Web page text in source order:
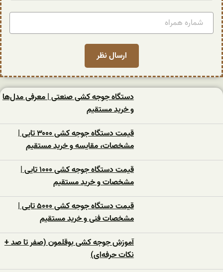
دستگاه جوجه کشی صنعتی | معرفی مدل‌ها
و خرید مستقیم
قیمت دستگاه جوجه کشی ۳۰۰۰ تایی |
مشخصات، مقایسه و خرید مستقیم
قیمت دستگاه جوجه کشی ۱۰۰۰ تایی |
مشخصات و خرید مستقیم
قیمت دستگاه جوجه کشی ۵۰۰۰ تایی |
مشخصات فنی و خرید مستقیم
آموزش جوجه کشی بوقلمون (صفر تا صد +
نکات حرفه‌ای)